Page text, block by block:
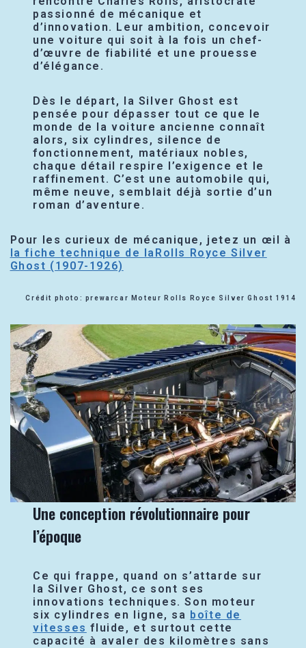
passionné de mécanique et
d’innovation. Leur ambition, concevoir
une voiture qui soit à la fois un chef-
d’œuvre de fiabilité et une prouesse
d’élégance.
Dès le départ, la Silver Ghost est
pensée pour dépasser tout ce que le
monde de la voiture ancienne connaît
alors, six cylindres, silence de
fonctionnement, matériaux nobles,
chaque détail respire l’exigence et le
raffinement. C’est une automobile qui,
même neuve, semblait déjà sortie d’un
roman d’aventure.
Pour les curieux de mécanique, jetez un œil à
la fiche technique de laRolls Royce Silver
Ghost (1907-1926)
Crédit photo: prewarcar Moteur Rolls Royce Silver Ghost 1914
Une conception révolutionnaire pour
l’époque
Ce qui frappe, quand on s’attarde sur
la Silver Ghost, ce sont ses
innovations techniques. Son moteur
six cylindres en ligne, sa boîte de
vitesses fluide, et surtout cette
capacité à avaler des kilomètres sans